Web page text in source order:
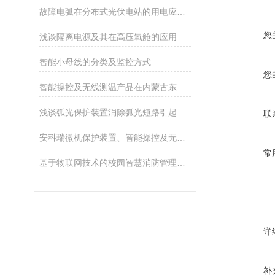
浅谈隔离电源及其在高压氧舱的应用
智能小母线的分类及监控方式
安科瑞微机保护装置、智能操控及无线测温等产品在兰州助剂厂新建项目的应用
您
您
联
常
详
补